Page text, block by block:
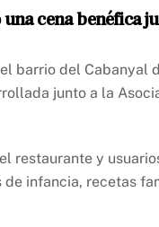
cena benéfica
barrio del
junto a la
restaurante y
infancia, recetas